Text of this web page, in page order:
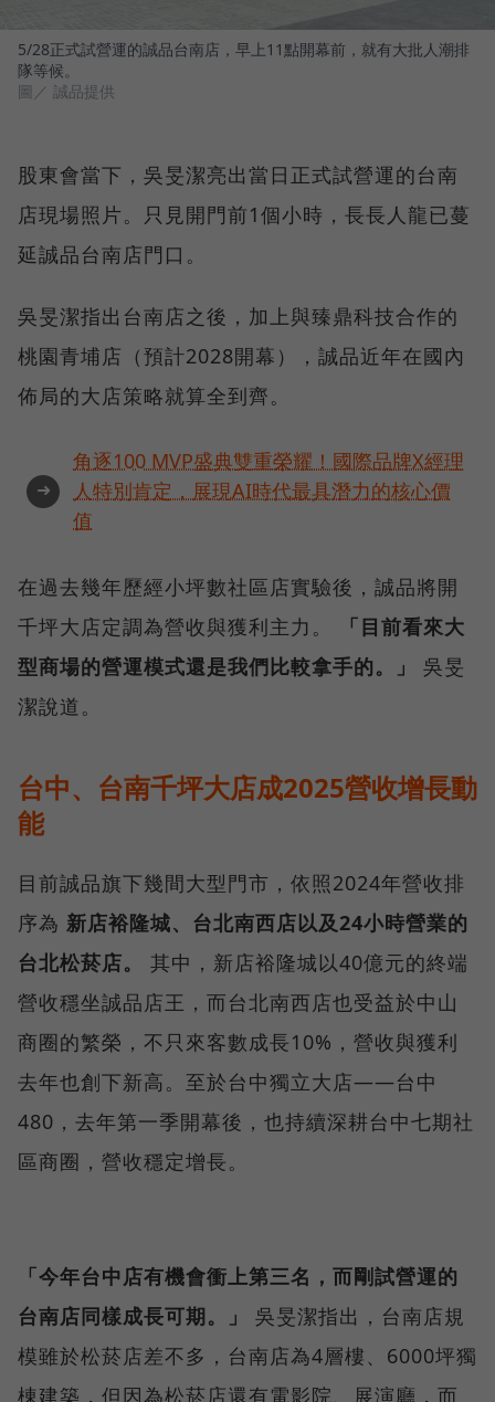
5/28正式試營運的誠品台南店，早上11點開幕前，就有大批人潮排
隊等候。
圖／ 誠品提供
股東會當下，吳旻潔亮出當日正式試營運的台南
店現場照片。只見開門前1個小時，長長人龍已蔓
延誠品台南店門口。
吳旻潔指出台南店之後，加上與臻鼎科技合作的
桃園青埔店（預計2028開幕），誠品近年在國內
佈局的大店策略就算全到齊。
➜
角逐100 MVP盛典雙重榮耀！國際品牌X經理
人特別肯定，展現AI時代最具潛力的核心價
值
在過去幾年歷經小坪數社區店實驗後，誠品將開
千坪大店定調為營收與獲利主力。
「目前看來大
型商場的營運模式還是我們比較拿手的。」
吳旻
潔說道。
台中、台南千坪大店成2025營收增長動
能
目前誠品旗下幾間大型門市，依照2024年營收排
序為 新店裕隆城、台北南西店以及24小時營業的
台北松菸店。
其中，新店裕隆城以40億元的終端
營收穩坐誠品店王，而台北南西店也受益於中山
商圈的繁榮，不只來客數成長10%，營收與獲利
去年也創下新高。至於台中獨立大店——台中
480，去年第一季開幕後，也持續深耕台中七期社
區商圈，營收穩定增長。
「今年台中店有機會衝上第三名，而剛試營運的
台南店同樣成長可期。」
吳旻潔指出，台南店規
模雖於松菸店差不多，台南店為4層樓、6000坪獨
棟建築，但因為松菸店還有電影院、展演廳，而